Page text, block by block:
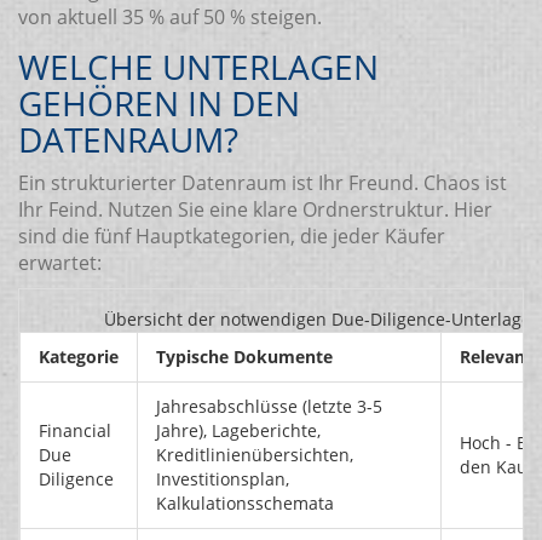
von aktuell 35 % auf 50 % steigen.
WELCHE UNTERLAGEN
GEHÖREN IN DEN
DATENRAUM?
Ein strukturierter Datenraum ist Ihr Freund. Chaos ist
Ihr Feind. Nutzen Sie eine klare Ordnerstruktur. Hier
sind die fünf Hauptkategorien, die jeder Käufer
erwartet:
Übersicht der notwendigen Due-Diligence-Unterlagen
Kategorie
Typische Dokumente Relevanz
Financial
Due
Diligence
Jahresabschlüsse (letzte 3-5
Jahre), Lageberichte,
Kreditlinienübersichten,
Investitionsplan,
Kalkulationsschemata
Hoch -
den